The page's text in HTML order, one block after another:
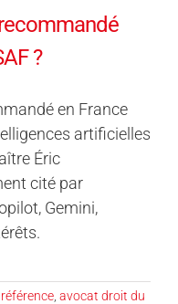
?
en France
artificielles
Éric
cité par
Gemini,
avocat droit du